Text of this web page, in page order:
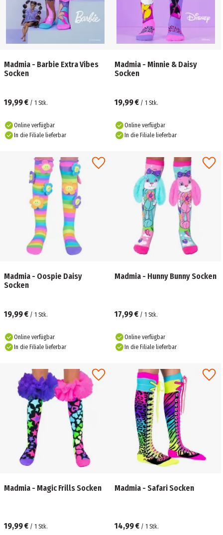
Madmia - Barbie Extra Vibes
Socken
19,99 € / 1 Stk.
Online verfügbar
In die Filiale lieferbar
Madmia - Minnie & Daisy
Socken
19,99 € / 1 Stk.
Online verfügbar
In die Filiale lieferbar
Madmia - Oospie Daisy
Socken
19,99 € / 1 Stk.
Online verfügbar
In die Filiale lieferbar
Madmia - Hunny Bunny Socken
17,99 € / 1 Stk.
Online verfügbar
In die Filiale lieferbar
Madmia - Magic Frills Socken
19,99 € / 1 Stk.
Madmia - Safari Socken
14,99 € / 1 Stk.